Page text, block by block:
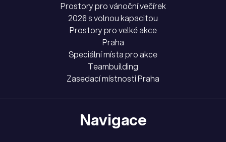
Prostory pro vánoční večírek
2026 s volnou kapacitou
Prostory pro velké akce
Praha
Speciální místa pro akce
Teambuilding
Zasedací místnosti Praha
Navigace